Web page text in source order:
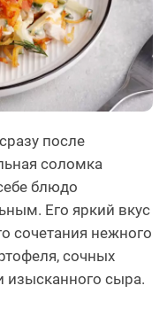
после
соломка
блюдо
Его яркий вкус
сочетания нежного
сочных
изысканного сыра.